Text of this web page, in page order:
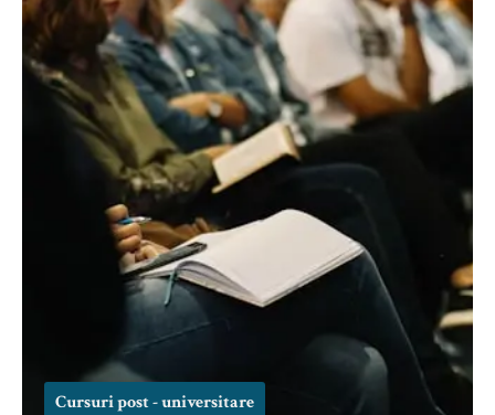
Cursuri post - universitare